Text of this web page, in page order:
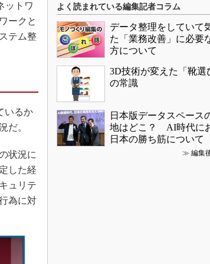
ットワ
ークと
テム整
いるか
だ。
状況に
した経
ュリテ
為に対
よく読まれている編集記者コラム
データ整理をしていて
た「業務改善」に必要
方について
3D技術が変えた「靴選
の常識
日本版データスペース
地はどこ？ AI時代に
日本の勝ち筋について
≫ 編集